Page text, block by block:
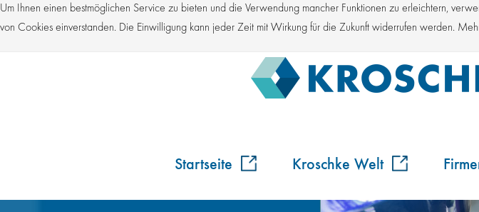
Um Ihnen einen bestmöglichen Service zu bieten und die Verwendung mancher Funktionen zu erleichtern,
von Cookies einverstanden. Die Einwilligung kann jeder Zeit mit Wirkung für die Zukunft widerrufen werden.
Startseite Kroschke Welt